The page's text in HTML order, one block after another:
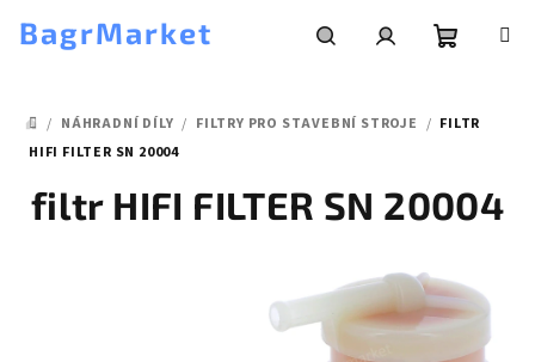
BagrMarket
DOMŮ
/ NÁHRADNÍ DÍLY / FILTRY PRO STAVEBNÍ STROJE / FILTR
HIFI FILTER SN 20004
filtr HIFI FILTER SN 20004